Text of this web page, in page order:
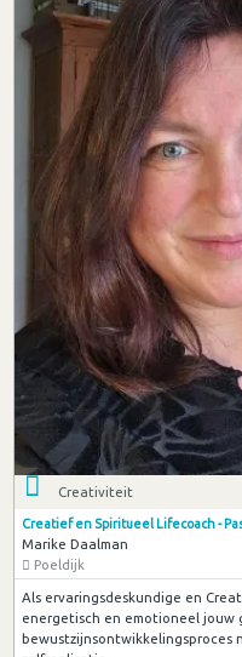
Creativiteit
Creatief en Spiritueel Lifecoach -
Marike Daalman
Poeldijk
Als ervaringsdeskundige en
energetisch en emotioneel jouw
bewustzijnsontwikkelingsproces